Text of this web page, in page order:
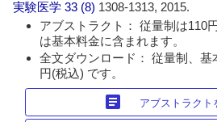
実験医学 33 (8) 1308-1313, 2015.
アブストラクト： 従量制は110
は基本料金に含まれます。
全文ダウンロード： 従量制、基
円(税込) です。
article アブストラクト